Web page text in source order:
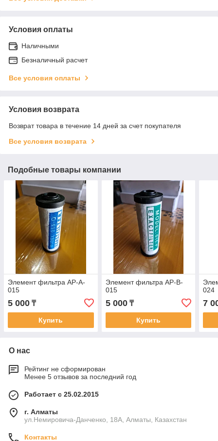
Условия оплаты
Наличными
Безналичный расчет
Все условия оплаты
Условия возврата
Возврат товара в течение 14 дней за счет покупателя
Все условия возврата
Подобные товары компании
Элемент фильтра AP-A-
015
5 000 ₸
Купить
Элемент фильтра AP-B-
015
5 000₸
Купить
024
7
О нас
Рейтинг не сформирован
Менее 5 отзывов за последний год
Работает с 25.02.2015
г. Алматы
ул.Немировича-Данченко, 18А, Алматы, Казахстан
Контакты